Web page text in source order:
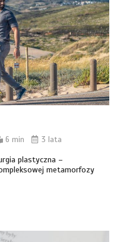
6 min 3 lata
plastyczna –
metamorfozy